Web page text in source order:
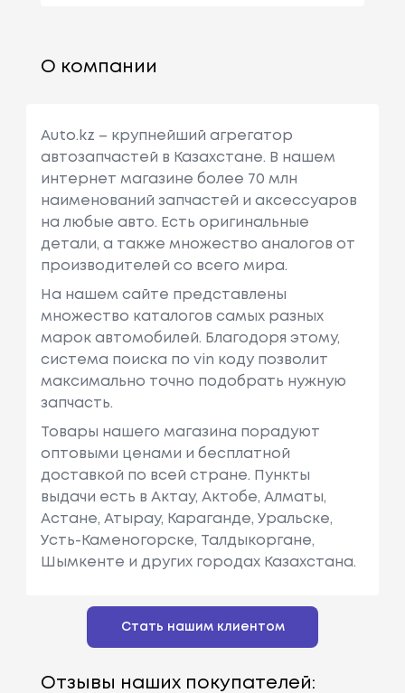
О компании
Auto.kz – крупнейший агрегатор
автозапчастей в Казахстане. В нашем
интернет магазине более 70 млн
наименований запчастей и аксессуаров
на любые авто. Есть оригинальные
детали, а также множество аналогов от
производителей со всего мира.
На нашем сайте представлены
множество каталогов самых разных
марок автомобилей. Благодоря этому,
система поиска по vin коду позволит
максимально точно подобрать нужную
запчасть.
Товары нашего магазина порадуют
оптовыми ценами и бесплатной
доставкой по всей стране. Пункты
выдачи есть в Актау, Актобе, Алматы,
Астане, Атырау, Караганде, Уральске,
Усть-Каменогорске, Талдыкоргане,
Шымкенте и других городах Казахстана.
Стать нашим клиентом
Отзывы наших покупателей: